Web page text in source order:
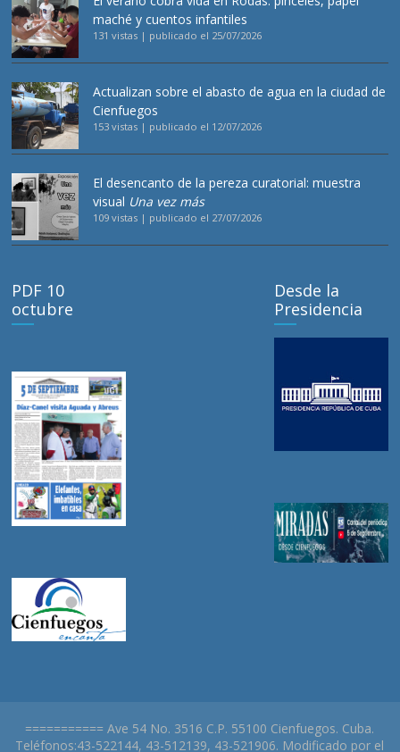
maché y cuentos infantiles
131 vistas | publicado el 25/07/2026
Actualizan sobre el abasto de agua en la ciudad de
Cienfuegos
153 vistas | publicado el 12/07/2026
El desencanto de la pereza curatorial: muestra
visual Una vez más
109 vistas | publicado el 27/07/2026
PDF 10
octubre
Desde la
Presidencia
=========== Ave 54 No. 3516 C.P. 55100 Cienfuegos. Cuba.
Teléfonos:43-522144, 43-512139, 43-521906. Modificado por el